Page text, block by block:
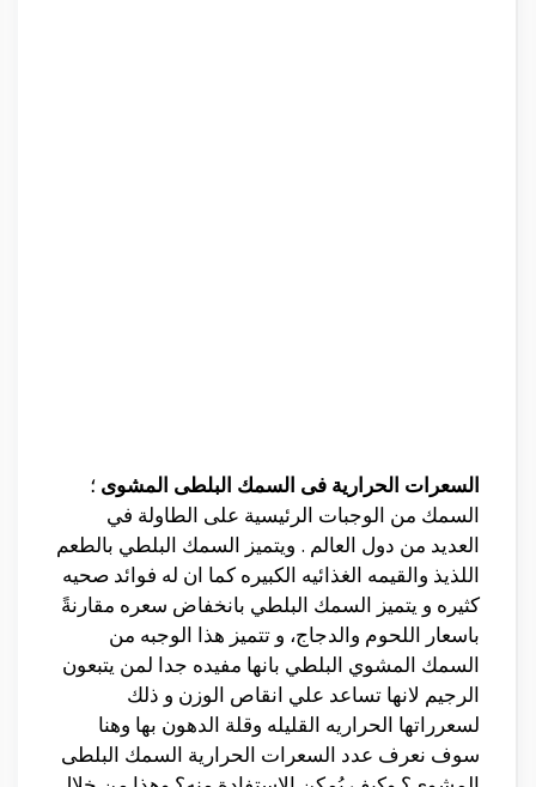
السعرات الحرارية فى السمك البلطى المشوى ؛
السمك من الوجبات الرئيسية على الطاولة في
العديد من دول العالم . ويتميز السمك البلطي بالطعم
اللذيذ والقيمه الغذائيه الكبيره كما ان له فوائد صحيه
كثيره و يتميز السمك البلطي بانخفاض سعره مقارنةً
باسعار اللحوم والدجاج، و تتميز هذا الوجبه من
السمك المشوي البلطي بانها مفيده جدا لمن يتبعون
الرجيم لانها تساعد علي انقاص الوزن و ذلك
لسعرراتها الحراريه القليله وقلة الدهون بها وهنا
سوف نعرف عدد السعرات الحرارية السمك البلطى